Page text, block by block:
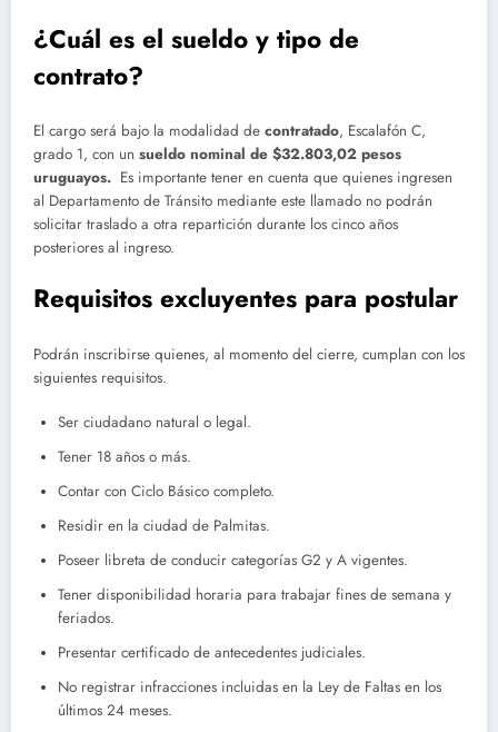
¿Cuál es el sueldo y tipo de
contrato?
El cargo será bajo la modalidad de contratado, Escalafón C,
grado 1, con un sueldo nominal de $32.803,02 pesos
uruguayos. Es importante tener en cuenta que quienes ingresen
al Departamento de Tránsito mediante este llamado no podrán
solicitar traslado a otra repartición durante los cinco años
posteriores al ingreso.
Requisitos excluyentes para postular
Podrán inscribirse quienes, al momento del cierre, cumplan con los
siguientes requisitos.
Ser ciudadano natural o legal.
Tener 18 años o más.
Contar con Ciclo Básico completo.
Residir en la ciudad de Palmitas.
Poseer libreta de conducir categorías G2 y A vigentes.
Tener disponibilidad horaria para trabajar fines de semana y
feriados.
Presentar certificado de antecedentes judiciales.
No registrar infracciones incluidas en la Ley de Faltas en los
últimos 24 meses.